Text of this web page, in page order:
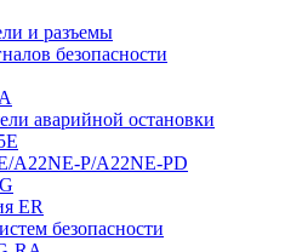
и разъемы
безопасности
аварийной остановки
A22NE-P/A22NE-PD
ER
безопасности